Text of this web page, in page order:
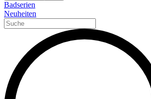
Badserien
Neuheiten